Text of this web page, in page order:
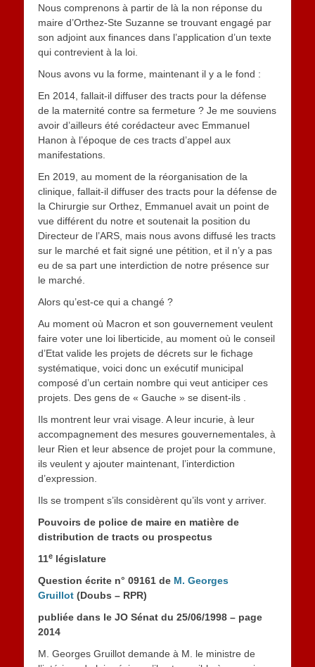
Nous comprenons à partir de là la non réponse du
maire d’Orthez-Ste Suzanne se trouvant engagé par
son adjoint aux finances dans l’application d’un texte
qui contrevient à la loi.
Nous avons vu la forme, maintenant il y a le fond :
En 2014, fallait-il diffuser des tracts pour la défense
de la maternité contre sa fermeture ? Je me souviens
avoir d’ailleurs été corédacteur avec Emmanuel
Hanon à l’époque de ces tracts d’appel aux
manifestations.
En 2019, au moment de la réorganisation de la
clinique, fallait-il diffuser des tracts pour la défense de
la Chirurgie sur Orthez, Emmanuel avait un point de
vue différent du notre et soutenait la position du
Directeur de l’ARS, mais nous avons diffusé les tracts
sur le marché et fait signé une pétition, et il n’y a pas
eu de sa part une interdiction de notre présence sur
le marché.
Alors qu’est-ce qui a changé ?
Au moment où Macron et son gouvernement veulent
faire voter une loi liberticide, au moment où le conseil
d’Etat valide les projets de décrets sur le fichage
systématique, voici donc un exécutif municipal
composé d’un certain nombre qui veut anticiper ces
projets. Des gens de « Gauche » se disent-ils .
Ils montrent leur vrai visage. A leur incurie, à leur
accompagnement des mesures gouvernementales, à
leur Rien et leur absence de projet pour la commune,
ils veulent y ajouter maintenant, l’interdiction
d’expression.
Ils se trompent s’ils considèrent qu’ils vont y arriver.
Pouvoirs de police de maire en matière de
distribution de tracts ou prospectus
11e législature
Question écrite n° 09161 de M. Georges
Gruillot (Doubs – RPR)
publiée dans le JO Sénat du 25/06/1998 – page
2014
M. Georges Gruillot demande à M. le ministre de